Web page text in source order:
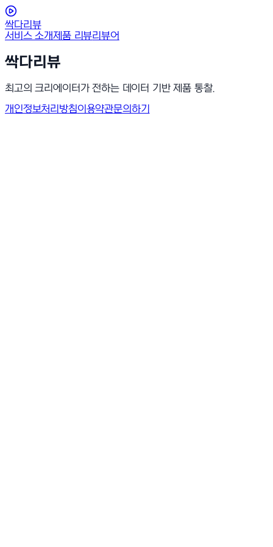
싹다리뷰
서비스 소개제품 리뷰리뷰어
싹다리뷰
최고의 크리에이터가 전하는 데이터 기반 제품 통찰.
개인정보처리방침이용약관문의하기